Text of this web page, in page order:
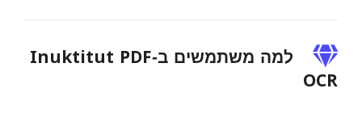
למה משתמשים ב‑Inuktitut PDF
OCR